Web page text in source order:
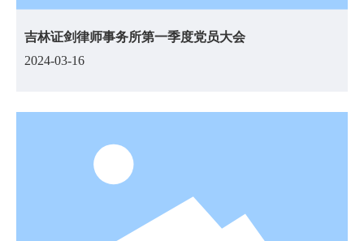
吉林证剑律师事务所第一季度党员大会
2024-03-16